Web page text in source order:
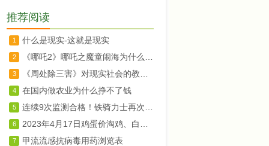
推荐阅读
1 什么是现实-这就是现实
2
3
4 在国内做农业为什么挣不了钱
5
6
7 甲流流感抗病毒用药浏览表